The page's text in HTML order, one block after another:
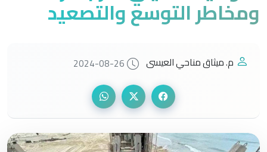
ومخاطر التوسع والتصعيد
م. ميثاق مناحي العيسى 2024-08-26